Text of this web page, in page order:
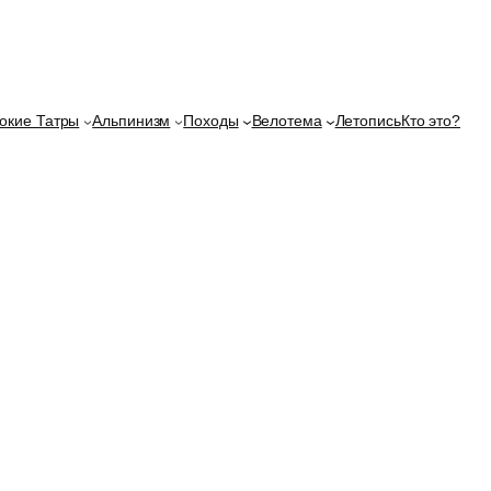
Татры Альпинизм Походы Велотема ЛетописьКто это?